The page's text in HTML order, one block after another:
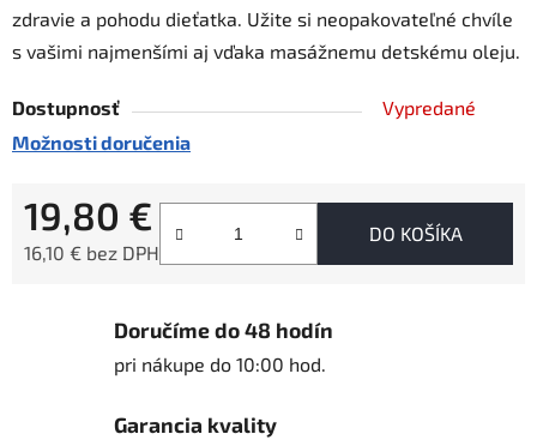
zdravie a pohodu dieťatka. Užite si neopakovateľné chvíle
s vašimi najmenšími aj vďaka masážnemu detskému oleju.
Dostupnosť
Vypredané
Možnosti doručenia
19,80 €
16,10 € bez DPH
DO KOŠÍKA
Doručíme do 48 hodín
pri nákupe do 10:00 hod.
Garancia kvality